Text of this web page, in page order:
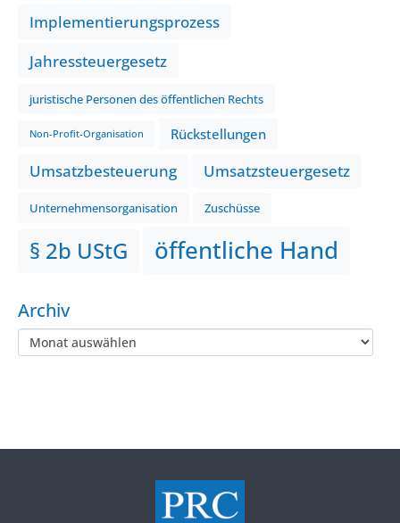
Implementierungsprozess
Jahressteuergesetz
juristische Personen des öffentlichen Rechts
Non-Profit-Organisation Rückstellungen
Umsatzbesteuerung Umsatzsteuergesetz
Unternehmensorganisation Zuschüsse
§ 2b UStG öffentliche Hand
Archiv